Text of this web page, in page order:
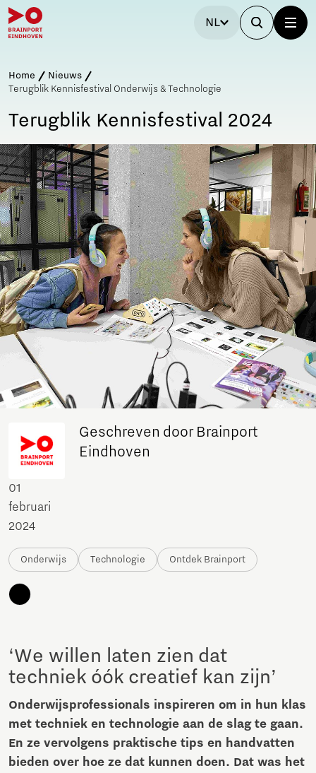
NL
Home
Nieuws
Terugblik Kennisfestival Onderwijs & Technologie
Terugblik Kennisfestival 2024
Geschreven door Brainport
Eindhoven
01
februari
2024
Onderwijs Technologie Ontdek Brainport
‘We willen laten zien dat
techniek óók creatief kan zijn’
Onderwijsprofessionals inspireren om in hun klas
met techniek en technologie aan de slag te gaan.
En ze vervolgens praktische tips en handvatten
bieden over hoe ze dat kunnen doen. Dat was het